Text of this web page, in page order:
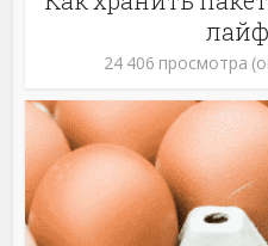
24 406 просмотра